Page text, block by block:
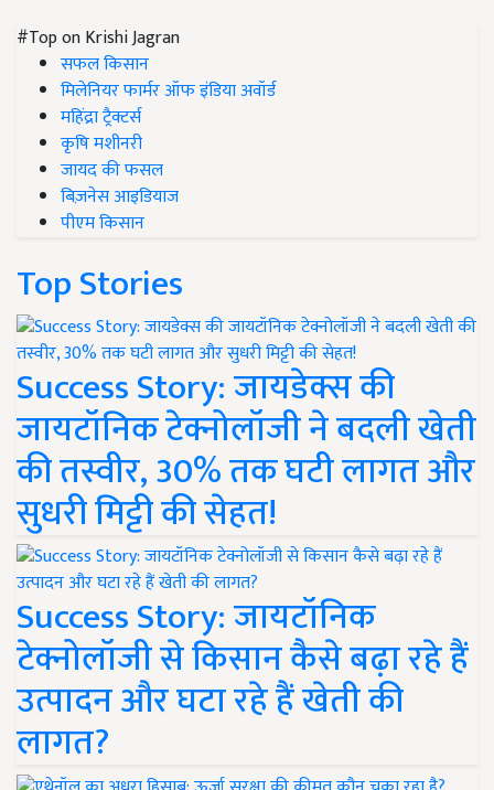
#Top on Krishi Jagran
सफल किसान
मिलेनियर फार्मर ऑफ इंडिया अवॉर्ड
महिंद्रा ट्रैक्टर्स
कृषि मशीनरी
जायद की फसल
बिज़नेस आइडियाज
पीएम किसान
Top Stories
Success Story: जायडेक्स की
जायटॉनिक टेक्नोलॉजी ने बदली खेती
की तस्वीर, 30% तक घटी लागत और
सुधरी मिट्टी की सेहत!
Success Story: जायटॉनिक
टेक्नोलॉजी से किसान कैसे बढ़ा रहे हैं
उत्पादन और घटा रहे हैं खेती की
लागत?